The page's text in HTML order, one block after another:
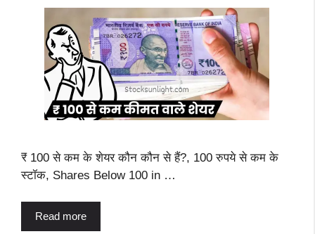
₹ 100 से कम के शेयर कौन कौन से हैं?, 100 रुपये से कम के
स्टॉक, Shares Below 100 in …
Read more